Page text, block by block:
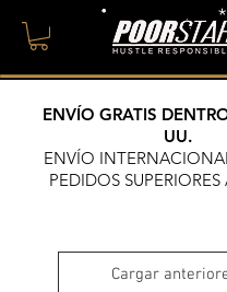
ENVÍO GRATIS
UU.
ENVÍO
PEDIDOS
Cargar